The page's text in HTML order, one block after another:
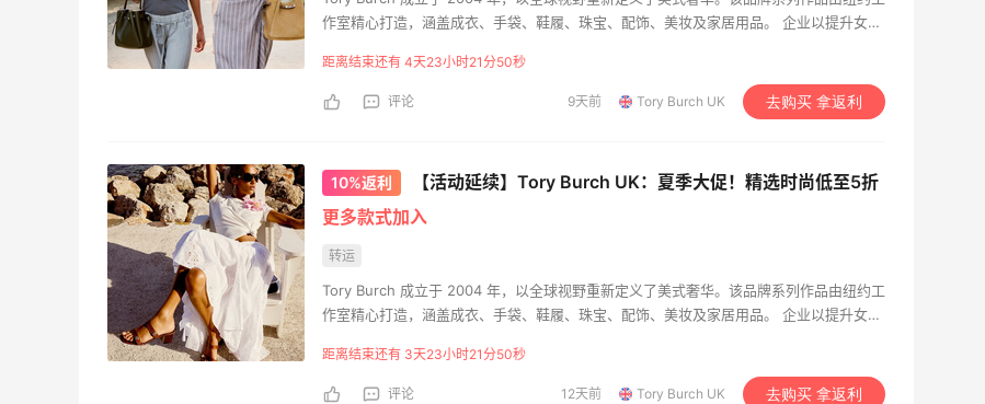
作室精心打造，涵盖成衣、手袋、鞋履、珠宝、配饰、美妆及家居用品。 企业以提升女性
造基业长青的事业。
距离结束还有 4天23小时21分49秒
评论 9天前 Tory Burch UK 去购买 拿返利
10%返利
【活动延续】Tory Burch UK：夏季大促！精选时尚低至5折
更多款式加入
转运
Tory Burch 成立于 2004 年，以全球视野重新定义了美式奢华。该品牌系列作品由纽约工
作室精心打造，涵盖成衣、手袋、鞋履、珠宝、配饰、美妆及家居用品。 企业以提升女性
造基业长青的事业。
距离结束还有 3天23小时21分49秒
评论 12天前 Tory Burch UK 去购买 拿返利